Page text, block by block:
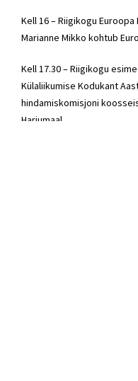
Kell 16 – Riigikogu
Marianne Mikko kohtub
Kell 17.30 – Riigikogu
Külaliikumise Kodukant
hindamiskomisjoni
Harjumaal.